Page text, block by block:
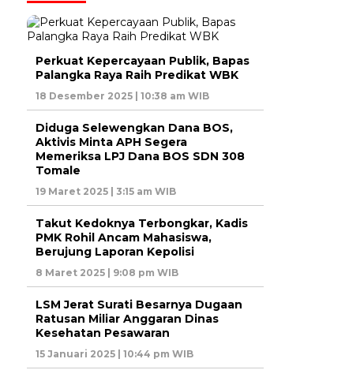
Perkuat Kepercayaan Publik, Bapas
Palangka Raya Raih Predikat WBK
18 Desember 2025 | 10:38 am WIB
Diduga Selewengkan Dana BOS,
Aktivis Minta APH Segera
Memeriksa LPJ Dana BOS SDN 308
Tomale
19 Maret 2025 | 3:15 am WIB
Takut Kedoknya Terbongkar, Kadis
PMK Rohil Ancam Mahasiswa,
Berujung Laporan Kepolisi
8 Maret 2025 | 9:08 pm WIB
LSM Jerat Surati Besarnya Dugaan
Ratusan Miliar Anggaran Dinas
Kesehatan Pesawaran
15 Januari 2025 | 10:44 pm WIB